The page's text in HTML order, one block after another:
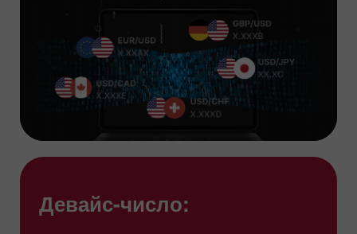
Девайс-число: